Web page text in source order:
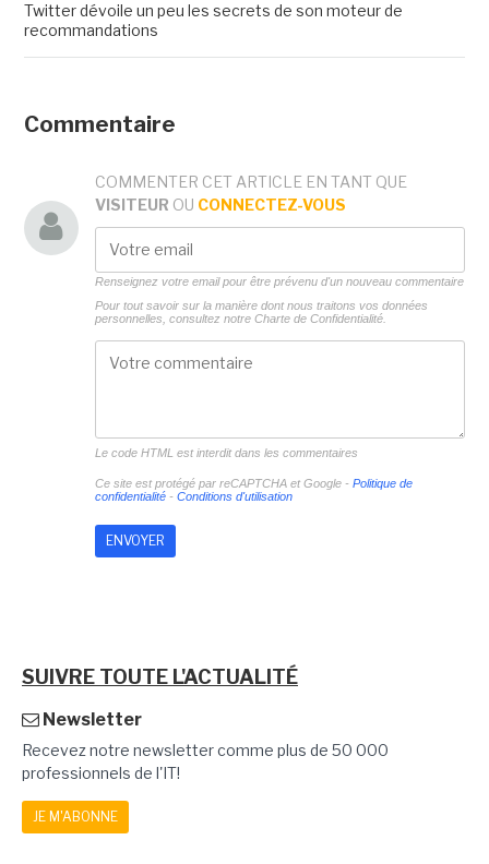
Twitter dévoile un peu les secrets de son moteur de
recommandations
Commentaire
COMMENTER CET ARTICLE EN TANT QUE
VISITEUR OU CONNECTEZ-VOUS
Renseignez votre email pour être prévenu d'un nouveau commentaire
Pour tout savoir sur la manière dont nous traitons vos données
personnelles, consultez notre Charte de Confidentialité.
Le code HTML est interdit dans les commentaires
Ce site est protégé par reCAPTCHA et Google - Politique de
confidentialité- Conditions d'utilisation
SUIVRE TOUTE L'ACTUALITÉ
Newsletter
Recevez notre newsletter comme plus de 50 000
professionnels de l'IT!
JE M'ABONNE